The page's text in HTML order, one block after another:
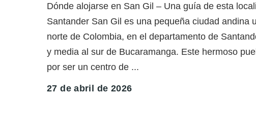
Dónde alojarse en San Gil – Una guía de esta
Santander San Gil es una pequeña ciudad andina
norte de Colombia, en el departamento de
y media al sur de Bucaramanga. Este hermoso
por ser un centro de ...
27 de abril de 2026